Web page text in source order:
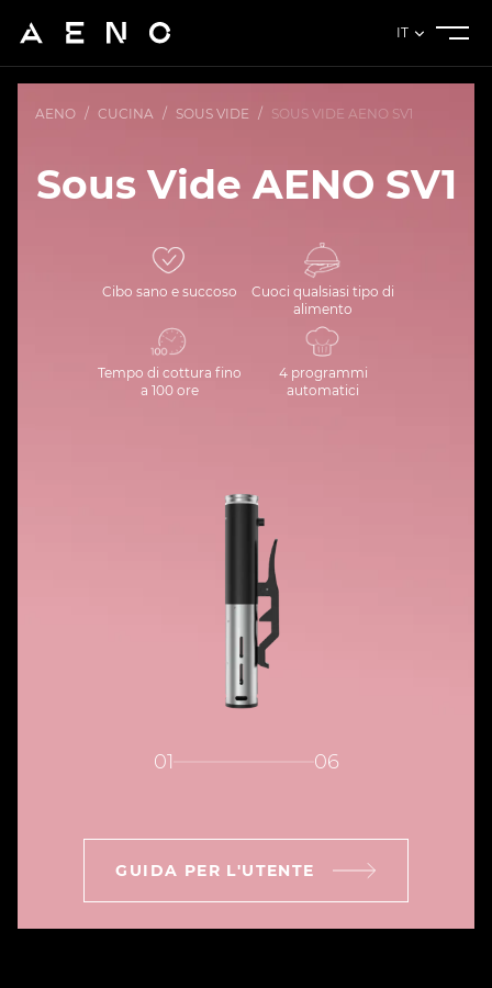
IT
AENO / CUCINA / SOUS VIDE / SOUS VIDE AENO SV1
Sous Vide AENO SV1
Cibo sano e succoso
Cuoci qualsiasi tipo di
alimento
Tempo di cottura fino
a 100 ore
4 programmi
automatici
01 06
GUIDA PER L'UTENTE